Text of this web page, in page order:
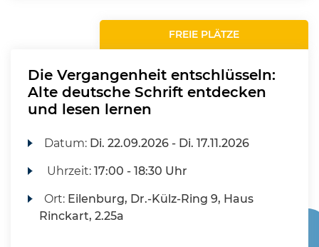
FREIE PLÄTZE
Die Vergangenheit entschlüsseln:
Alte deutsche Schrift entdecken
und lesen lernen
Datum: Di. 22.09.2026 - Di. 17.11.2026
Uhrzeit:17:00 - 18:30 Uhr
Ort: Eilenburg, Dr.-Külz-Ring 9, Haus
Rinckart, 2.25a